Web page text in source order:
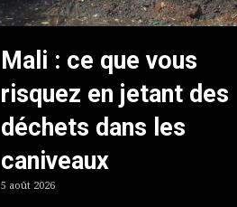
Mali : ce que vous
risquez en jetant des
déchets dans les
caniveaux
5 août 2026